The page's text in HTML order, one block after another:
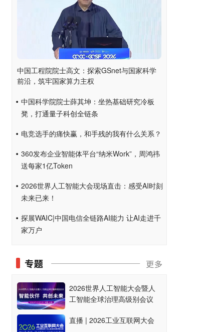
中国工程院院士高文：探索GSnet与国家科学
前沿，筑牢国家算力主权
中国科学院院士薛其坤：坐热基础研究冷板
凳，打通量子科创全链条
电竞选手的痛快赢，和手残的我有什么关系？
360发布企业智能体平台“纳米Work”，周鸿祎
送每家1亿Token
2026世界人工智能大会现场直击：感受AI时刻
未来已来！
探展WAIC|中国电信全链路AI能力 让AI走进千
家万户
2026世界人工智能大会暨人
工智能全球治理高级别会议
直播 | 2026工业互联网大会